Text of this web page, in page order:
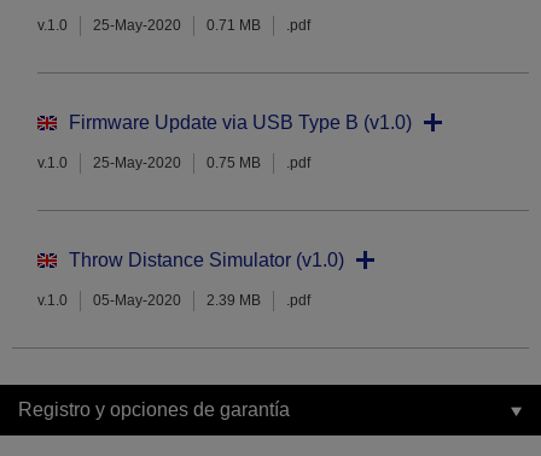
v.1.0 25-May-2020 0.71 MB .pdf
Firmware Update via USB Type B (v1.0)
v.1.0 25-May-2020 0.75 MB .pdf
Throw Distance Simulator (v1.0)
v.1.0 05-May-2020 2.39 MB .pdf
Registro y opciones de garantía